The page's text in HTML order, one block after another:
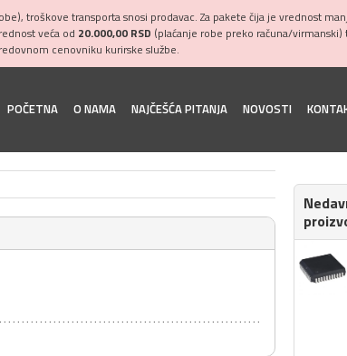
troškove transporta snosi prodavac. Za pakete čija je vrednost
veća od 20.000,00 RSD (plaćanje robe preko računa/
cenovniku kurirske službe.
POČETNA O NAMA NAJČEŠĆA PITANJA NOVOSTI